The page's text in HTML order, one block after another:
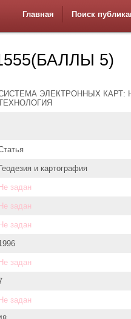
Главная Поиск
5)
ЭЛЕКТРОННЫХ
Геодезия и картография
Не задан
Не задан
Не задан
Не задан
Не задан